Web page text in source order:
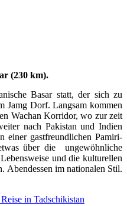
(230 km).
Basar statt, der sich zu
Jamg Dorf. Langsam kommen
Wachan Korridor, wo zur zeit
nach Pakistan und Indien
einer gastfreundlichen Pamiri-
über die ungewöhnliche
und die kulturellen
Abendessen im nationalen Stil.